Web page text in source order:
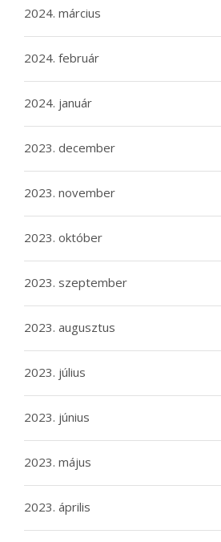
2024. március
2024. február
2024. január
2023. december
2023. november
2023. október
2023. szeptember
2023. augusztus
2023. július
2023. június
2023. május
2023. április